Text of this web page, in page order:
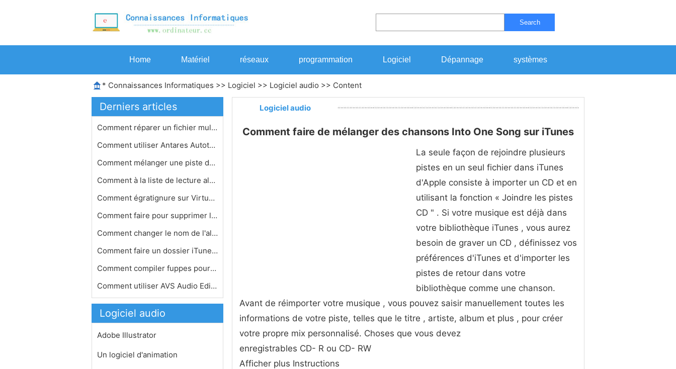
Search
Home Matériel réseaux programmation Logiciel Dépannage systèmes
* Connaissances Informatiques >> Logiciel >> Logiciel audio >> Content
Derniers articles
Comment réparer un fichier multimé…
Comment utiliser Antares Autotune Av…
Comment mélanger une piste dans Aud…
Comment à la liste de lecture aléa…
Comment égratignure sur VirtualDJ
Comment faire pour supprimer les voi…
Comment changer le nom de l'album d'…
Comment faire un dossier iTunes comp…
Comment compiler fuppes pour Ubuntu
Comment utiliser AVS Audio Editor 5.…
Logiciel audio
Adobe Illustrator
Un logiciel d'animation
Logiciel audio
Comment faire de mélanger des chansons Into One Song sur iTunes
La seule façon de rejoindre plusieurs
pistes en un seul fichier dans iTunes
d'Apple consiste à importer un CD et en
utilisant la fonction « Joindre les pistes
CD " . Si votre musique est déjà dans
votre bibliothèque iTunes , vous aurez
besoin de graver un CD , définissez vos
préférences d'iTunes et d'importer les
pistes de retour dans votre
bibliothèque comme une chanson.
Avant de réimporter votre musique , vous pouvez saisir manuellement toutes les
informations de votre piste, telles que le titre , artiste, album et plus , pour créer
votre propre mix personnalisé. Choses que vous devez
enregistrables CD- R ou CD- RW
Afficher plus Instructions